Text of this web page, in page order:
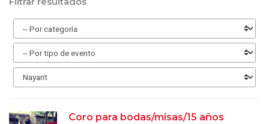
Coro para bodas/misas/15 años